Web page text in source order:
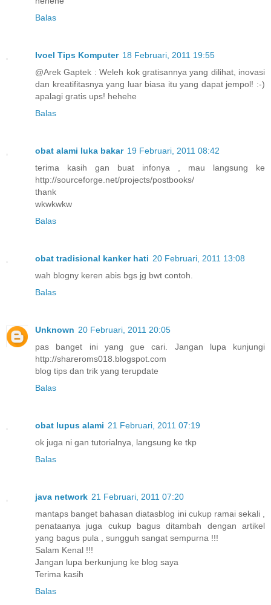
Balas
Ivoel Tips Komputer 18 Februari, 2011 19:55
@Arek Gaptek : Weleh kok gratisannya yang dilihat, inovasi
dan kreatifitasnya yang luar biasa itu yang dapat jempol! :-)
apalagi gratis ups! hehehe
Balas
obat alami luka bakar 19 Februari, 2011 08:42
terima kasih gan buat infonya , mau langsung ke
http://sourceforge.net/projects/postbooks/
thank
wkwkwkw
Balas
obat tradisional kanker hati 20 Februari, 2011 13:08
wah blogny keren abis bgs jg bwt contoh.
Balas
Unknown 20 Februari, 2011 20:05
pas banget ini yang gue cari. Jangan lupa kunjungi
http://shareroms018.blogspot.com
blog tips dan trik yang terupdate
Balas
obat lupus alami 21 Februari, 2011 07:19
ok juga ni gan tutorialnya, langsung ke tkp
Balas
java network 21 Februari, 2011 07:20
mantaps banget bahasan diatasblog ini cukup ramai sekali ,
penataanya juga cukup bagus ditambah dengan artikel
yang bagus pula , sungguh sangat sempurna !!!
Salam Kenal !!!
Jangan lupa berkunjung ke blog saya
Terima kasih
Balas